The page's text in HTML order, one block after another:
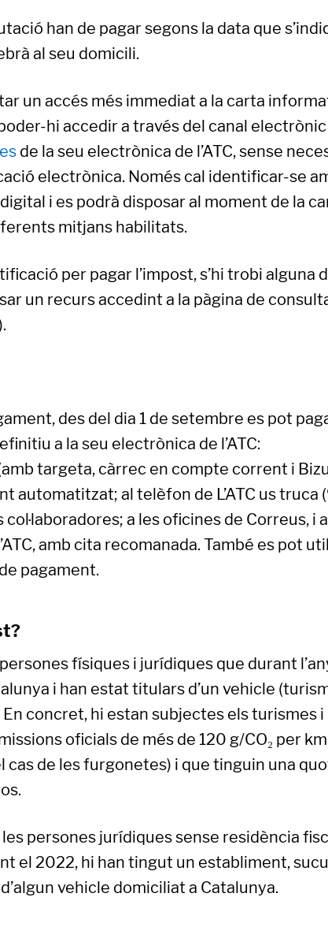
han de pagar segons la data que
al seu domicili.
un accés més immediat a la carta
hi accedir a través del canal
de la seu electrònica de l’ATC, sense
electrònica. Només cal identificar-se
i es podrà disposar al moment de la
mitjans habilitats.
per pagar l’impost, s’hi trobi alguna
un recurs accedint a la pàgina de
des del dia 1 de setembre es pot
a la seu electrònica de l’ATC:
targeta, càrrec en compte corrent i
automatitzat; al telèfon de L’ATC us truca
a les oficines de Correus, i
amb cita recomanada. També es pot
pagament.
físiques i jurídiques que durant
i han estat titulars d’un vehicle
concret, hi estan subjectes els turismes i
oficials de més de 120 g/CO₂ per
cas de les furgonetes) i que tinguin una
persones jurídiques sense residència
el 2022, hi han tingut un establiment,
vehicle domiciliat a Catalunya.